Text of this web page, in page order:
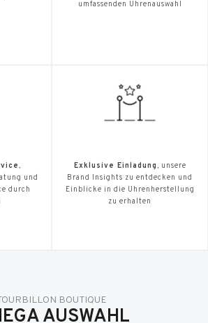
umfassenden Uhrenauswahl
,
und
durch
Exklusive Einladung, unsere
Brand Insights zu entdecken und
Einblicke in die Uhrenherstellung
zu erhalten
BOUTIQUE
AUSWAHL